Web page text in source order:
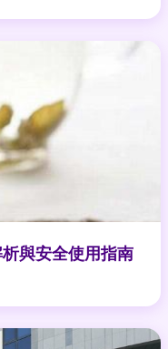
與安全使用指南